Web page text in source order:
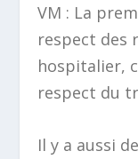
VM : La
respect des
hospitalier,
respect du
Il y a aussi